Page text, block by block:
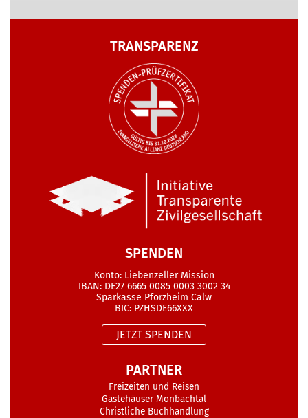
TRANSPARENZ
SPENDEN
Konto: Liebenzeller Mission
IBAN: DE27 6665 0085 0003 3002 34
Sparkasse Pforzheim Calw
BIC: PZHSDE66XXX
JETZT SPENDEN
PARTNER
Freizeiten und Reisen
Gästehäuser Monbachtal
Christliche Buchhandlung